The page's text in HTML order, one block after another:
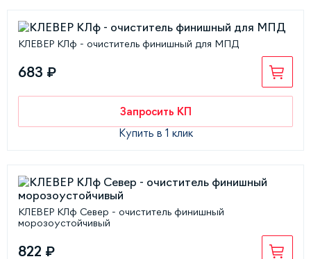
КЛЕВЕР КЛф - очиститель финишный для МПД
683 ₽
Запросить КП
Купить в 1 клик
КЛЕВЕР КЛф Север - очиститель финишный
морозоустойчивый
822 ₽